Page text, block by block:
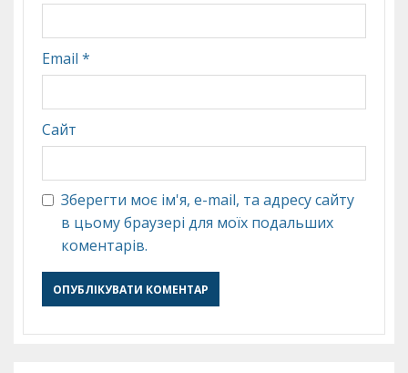
Email *
Сайт
Зберегти моє ім'я, e-mail, та адресу сайту
в цьому браузері для моїх подальших
коментарів.